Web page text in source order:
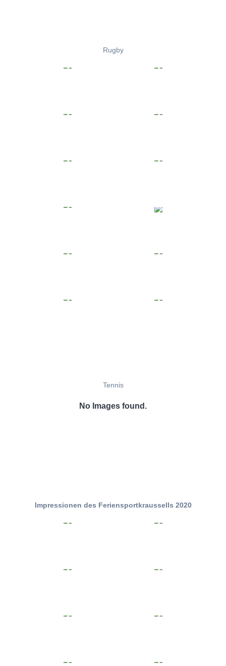
Rugby
Tennis
No Images found.
Impressionen des Feriensportkraussells 2020